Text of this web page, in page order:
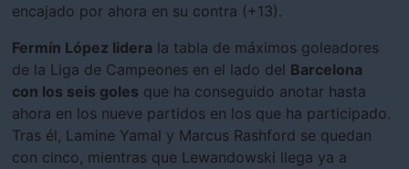
encajado por ahora en su contra (+13).
Fermín López lidera la tabla de máximos goleadores
de la Liga de Campeones en el lado del Barcelona
con los seis goles que ha conseguido anotar hasta
ahora en los nueve partidos en los que ha participado.
Tras él, Lamine Yamal y Marcus Rashford se quedan
con cinco, mientras que Lewandowski llega ya a